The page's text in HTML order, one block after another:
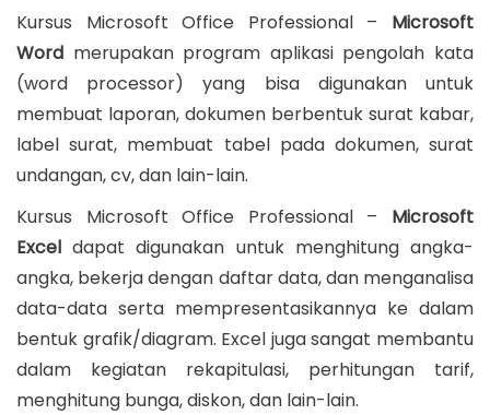
Kursus Microsoft Office Professional – Microsoft
Word merupakan program aplikasi pengolah kata
(word processor) yang bisa digunakan untuk
membuat laporan, dokumen berbentuk surat kabar,
label surat, membuat tabel pada dokumen, surat
undangan, cv, dan lain-lain.
Kursus Microsoft Office Professional – Microsoft
Excel dapat digunakan untuk menghitung angka-
angka, bekerja dengan daftar data, dan menganalisa
data-data serta mempresentasikannya ke dalam
bentuk grafik/diagram. Excel juga sangat membantu
dalam kegiatan rekapitulasi, perhitungan tarif,
menghitung bunga, diskon, dan lain-lain.